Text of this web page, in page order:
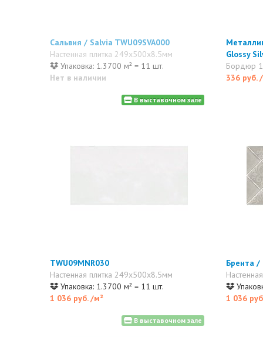
Сальвия / Salvia TWU09SVA000
Настенная плитка 249x500x8.5мм
Упаковка: 1.3700 м² = 11 шт.
Нет в наличии
Glossy
Бордюр
336 руб.
В выставочном зале
TWU09MNR030
Настенная плитка 249x500x8.5мм
Упаковка: 1.3700 м² = 11 шт.
1 036 руб./м²
Брента /
1 036
В выставочном зале